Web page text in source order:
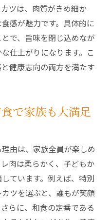
ツは、肉質がきめ細か
感が魅力です。具体的に
で、旨味を閉じ込めなが
仕上がりになります。こ
健康志向の両方を満たす
で家族も大満足
由は、家族全員が楽しめ
肉は柔らかく、子どもか
ています。例えば、特別
ツを選ぶと、誰もが笑顔
らに、和食の定番である